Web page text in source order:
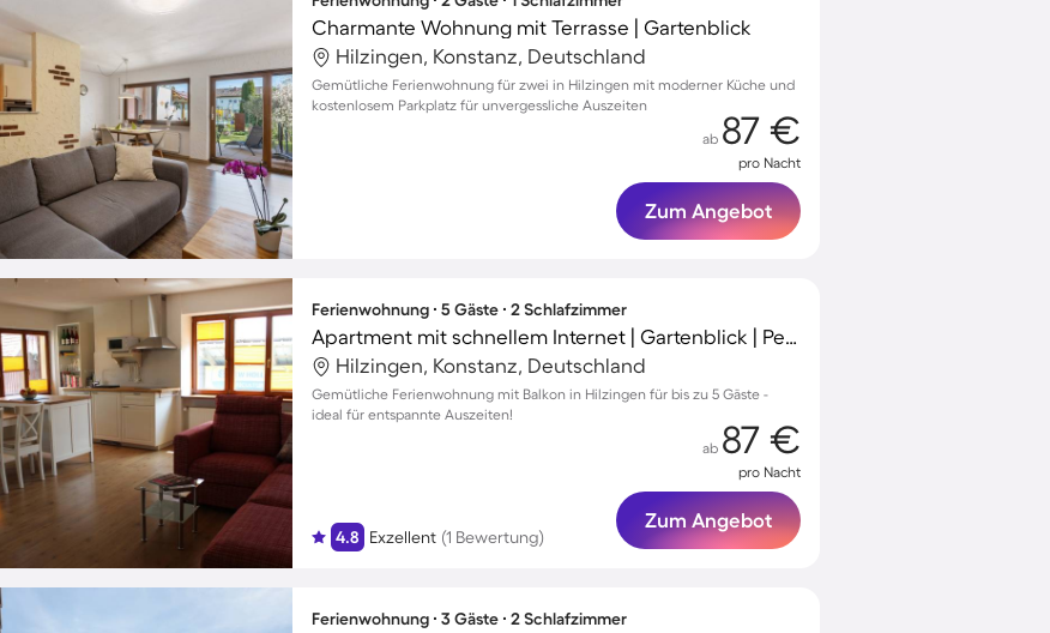
Charmante Wohnung mit Terrasse | Gartenblick
Hilzingen, Konstanz, Deutschland
Gemütliche Ferienwohnung für zwei in Hilzingen mit moderner Küche und
kostenlosem Parkplatz für unvergessliche Auszeiten
ab 87 €
pro Nacht
Zum Angebot
Ferienwohnung ∙ 5 Gäste ∙ 2 Schlafzimmer
Apartment mit schnellem Internet | Gartenblick | Perfekt für die Arbeit von Zuhause
Hilzingen, Konstanz, Deutschland
Gemütliche Ferienwohnung mit Balkon in Hilzingen für bis zu 5 Gäste -
ideal für entspannte Auszeiten!
4.8 Exzellent (1 Bewertung)
ab 87 €
pro Nacht
Zum Angebot
Ferienwohnung ∙ 3 Gäste ∙ 2 Schlafzimmer